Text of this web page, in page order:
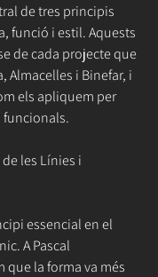
de tres principis
funció i estil. Aquests
de cada projecte que
Almacelles i Binefar, i
els apliquem per
funcionals.
les Línies i
essencial en el
A Pascal
que la forma va més